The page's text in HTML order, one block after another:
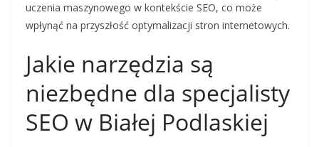
uczenia maszynowego w kontekście SEO, co może
wpłynąć na przyszłość optymalizacji stron internetowych.
Jakie narzędzia są
niezbędne dla specjalisty
SEO w Białej Podlaskiej